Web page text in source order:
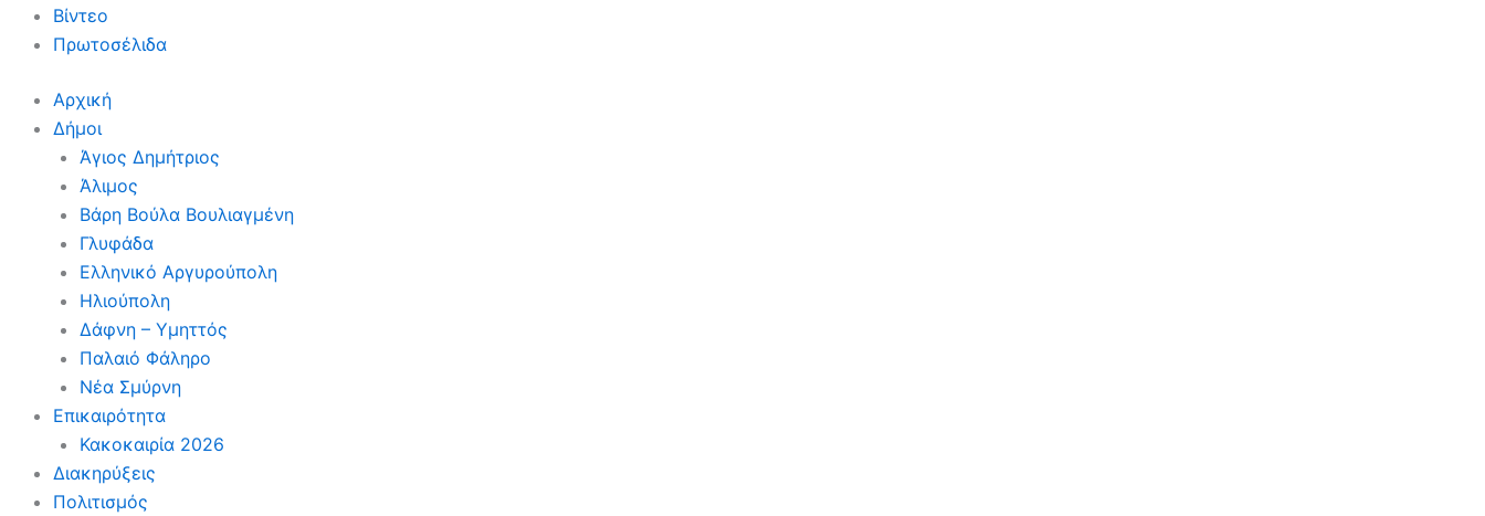
Βίντεο
Πρωτοσέλιδα
Αρχική
Δήμοι
Άγιος Δημήτριος
Άλιμος
Βάρη Βούλα Βουλιαγμένη
Γλυφάδα
Ελληνικό Αργυρούπολη
Ηλιούπολη
Δάφνη – Υμηττός
Παλαιό Φάληρο
Νέα Σμύρνη
Επικαιρότητα
Κακοκαιρία 2026
Διακηρύξεις
Πολιτισμός